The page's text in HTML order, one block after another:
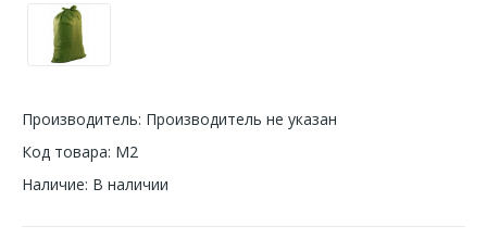
Производитель: Производитель не указан
Код товара: М2
Наличие: В наличии